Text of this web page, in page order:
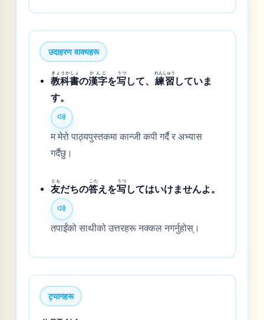
उदाहरण वाक्यहरू
教科書
きょうかしょ
の漢字
かんじ
を写
うつ
して、 練習
れんしゅう
していま
す。
म मेरो पाठ्यपुस्तकमा कान्जी कपी गर्दै र अभ्यास
गर्दैछु।
友
とも
だちの答
こた
えを写
うつ
してはいけませんよ。
तपाईंको साथीको उत्तरहरू नक्कल नगर्नुहोस्।
ट्यागहरू